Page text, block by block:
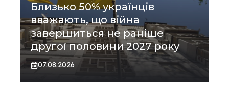
Близько 50% українців
вважають, що війна
завершиться не раніше
другої половини 2027 року
07.08.2026